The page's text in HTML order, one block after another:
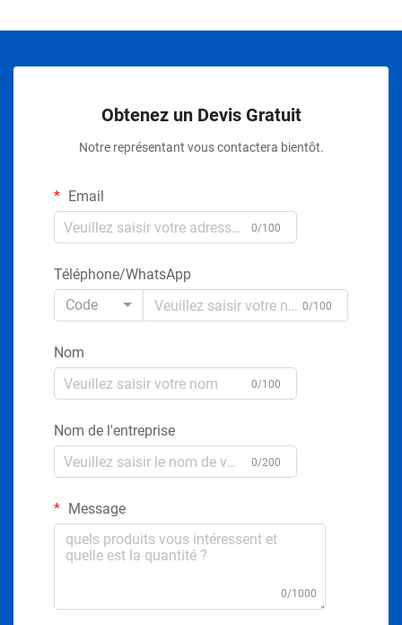
Obtenez un Devis Gratuit
Notre représentant vous contactera bientôt.
Email
0/100
Téléphone/WhatsApp
Code
0/100
Nom
0/100
Nom de l'entreprise
0/200
Message
0/1000